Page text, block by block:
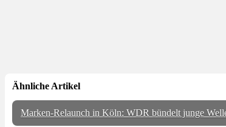
Ähnliche Artikel
Marken-Relaunch in Köln: WDR bündelt junge